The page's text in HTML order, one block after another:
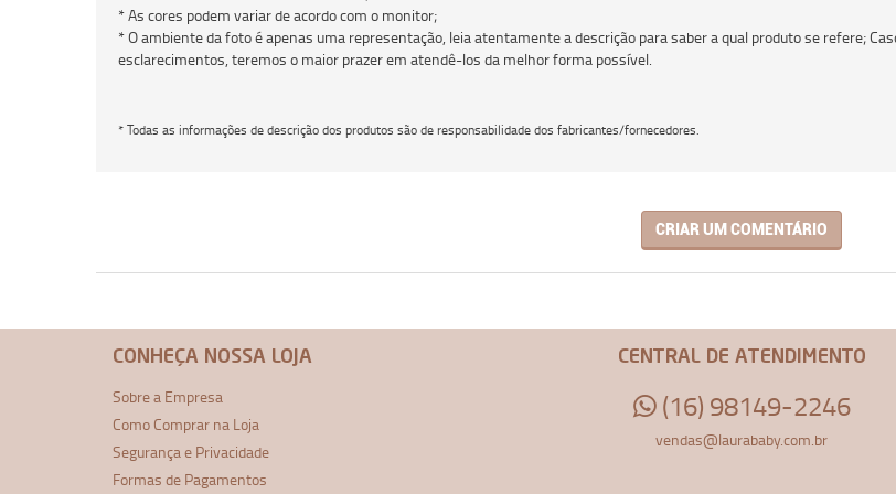
* As cores podem variar de acordo com o monitor;
* O ambiente da foto é apenas uma representação, leia atentamente a descrição para saber a qual produto se refere;
esclarecimentos, teremos o maior prazer em atendê-los da melhor forma possível.
* Todas as informações de descrição dos produtos são de responsabilidade dos fabricantes/fornecedores.
CRIAR UM COMENTÁRIO
CONHEÇA NOSSA LOJA
Sobre a Empresa
Como Comprar na Loja
Segurança e Privacidade
Formas de Pagamentos
CENTRAL DE ATENDIMENTO
(16) 98149-2246
vendas@laurababy.com.br